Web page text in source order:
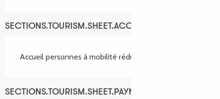
SECTIONS.TOURISM.SHEET.ACCESSIBILITY_SERVICES
Accueil personnes à mobilité réduite
SECTIONS.TOURISM.SHEET.PAYMENTS_METHODS